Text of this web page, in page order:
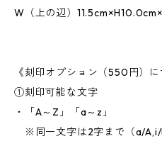
W（上の辺）
《刻印オプション（550円）に
①刻印可能な文字
・「A～Z」「a～z」
※同一文字は2字まで（a/A,i/